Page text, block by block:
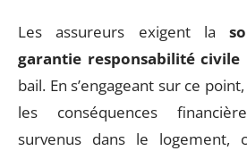
Les assureurs exigent la
garantie responsabilité civile
bail. En s’engageant sur ce
les conséquences
survenus dans le logement,